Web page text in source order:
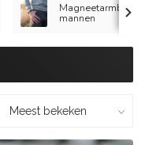
mannen